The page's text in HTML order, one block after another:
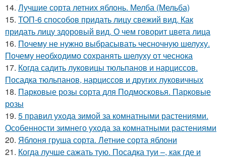
14. Лучшие сорта летних яблонь. Мелба (Мельба)
15. ТОП-6 способов придать лицу свежий вид. Как
придать лицу здоровый вид. О чем говорит цвета лица
16. Почему не нужно выбрасывать чесночную шелуху.
Почему необходимо сохранять шелуху от чеснока
17. Когда садить луковицы тюльпанов и нарциссов.
Посадка тюльпанов, нарциссов и других луковичных
18. Парковые розы сорта для Подмосковья. Парковые
розы
19. 5 правил ухода зимой за комнатными растениями.
Особенности зимнего ухода за комнатными растениями
20. Яблоня груша сорта. Летние сорта яблони
21. Когда лучше сажать тую. Посадка туи –, как где и